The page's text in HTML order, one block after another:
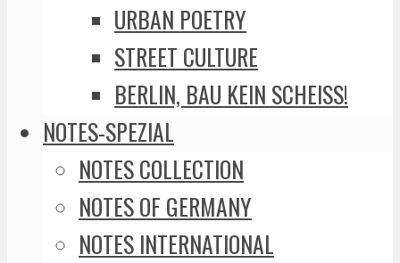
URBAN POETRY
STREET CULTURE
BERLIN, BAU KEIN SCHEISS!
NOTES-SPEZIAL
NOTES COLLECTION
NOTES OF GERMANY
NOTES INTERNATIONAL